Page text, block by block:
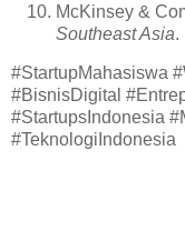
McKinsey &
Southeast Asia.
#StartupMahasiswa
#BisnisDigital
#StartupsIndonesia
#TeknologiIndonesia